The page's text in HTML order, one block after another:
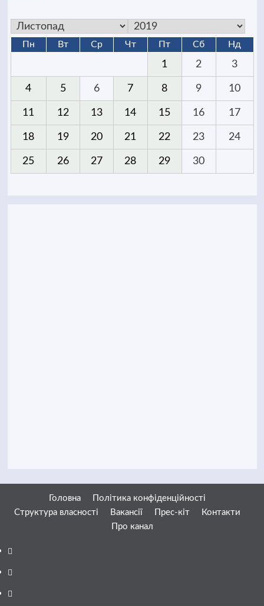
Пн Вт Ср Чт Пт Сб Нд
1 2 3
4 5 6 7 8 9 10
11 12 13 14 15 16 17
18 19 20 21 22 23 24
25 26 27 28 29 30
Головна
Політика конфіденційності
Структура власності
Вакансії Прес-кіт
Контакти
Про канал
Facebook
YouTube
Telegram